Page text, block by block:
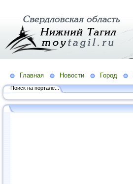
Главная Новости Город
Поиск на портале...